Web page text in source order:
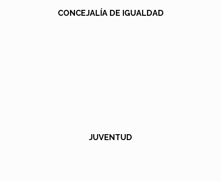
CONCEJALÍA DE IGUALDAD
JUVENTUD